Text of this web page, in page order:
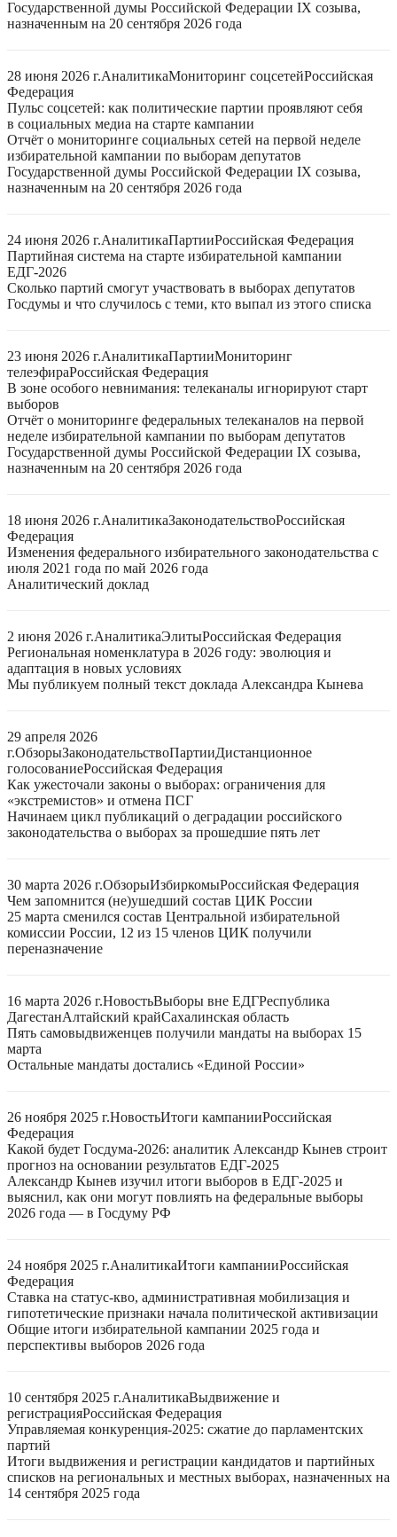
Государственной думы Российской Федерации IX созыва,
назначенным на 20 сентября 2026 года
28 июня 2026 г.АналитикаМониторинг соцсетейРоссийская
Федерация
Пульс соцсетей: как политические партии проявляют себя
в социальных медиа на старте кампании
Отчёт о мониторинге социальных сетей на первой неделе
избирательной кампании по выборам депутатов
Государственной думы Российской Федерации IX созыва,
назначенным на 20 сентября 2026 года
24 июня 2026 г.АналитикаПартииРоссийская Федерация
Партийная система на старте избирательной кампании
ЕДГ-2026
Сколько партий смогут участвовать в выборах депутатов
Госдумы и что случилось с теми, кто выпал из этого списка
23 июня 2026 г.АналитикаПартииМониторинг
телеэфираРоссийская Федерация
В зоне особого невнимания: телеканалы игнорируют старт
выборов
Отчёт о мониторинге федеральных телеканалов на первой
неделе избирательной кампании по выборам депутатов
Государственной думы Российской Федерации IX созыва,
назначенным на 20 сентября 2026 года
18 июня 2026 г.АналитикаЗаконодательствоРоссийская
Федерация
Изменения федерального избирательного законодательства с
июля 2021 года по май 2026 года
Аналитический доклад
2 июня 2026 г.АналитикаЭлитыРоссийская Федерация
Региональная номенклатура в 2026 году: эволюция и
адаптация в новых условиях
Мы публикуем полный текст доклада Александра Кынева
29 апреля 2026
г.ОбзорыЗаконодательствоПартииДистанционное
голосованиеРоссийская Федерация
Как ужесточали законы о выборах: ограничения для
«экстремистов» и отмена ПСГ
Начинаем цикл публикаций о деградации российского
законодательства о выборах за прошедшие пять лет
30 марта 2026 г.ОбзорыИзбиркомыРоссийская Федерация
Чем запомнится (не)ушедший состав ЦИК России
25 марта сменился состав Центральной избирательной
комиссии России, 12 из 15 членов ЦИК получили
переназначение
16 марта 2026 г.НовостьВыборы вне ЕДГРеспублика
ДагестанАлтайский крайСахалинская область
Пять самовыдвиженцев получили мандаты на выборах 15
марта
Остальные мандаты достались «Единой России»
26 ноября 2025 г.НовостьИтоги кампанииРоссийская
Федерация
Какой будет Госдума-2026: аналитик Александр Кынев строит
прогноз на основании результатов ЕДГ-2025
Александр Кынев изучил итоги выборов в ЕДГ-2025 и
выяснил, как они могут повлиять на федеральные выборы
2026 года — в Госдуму РФ
24 ноября 2025 г.АналитикаИтоги кампанииРоссийская
Федерация
Ставка на статус-кво, административная мобилизация и
гипотетические признаки начала политической активизации
Общие итоги избирательной кампании 2025 года и
перспективы выборов 2026 года
10 сентября 2025 г.АналитикаВыдвижение и
регистрацияРоссийская Федерация
Управляемая конкуренция-2025: сжатие до парламентских
партий
Итоги выдвижения и регистрации кандидатов и партийных
списков на региональных и местных выборах, назначенных на
14 сентября 2025 года